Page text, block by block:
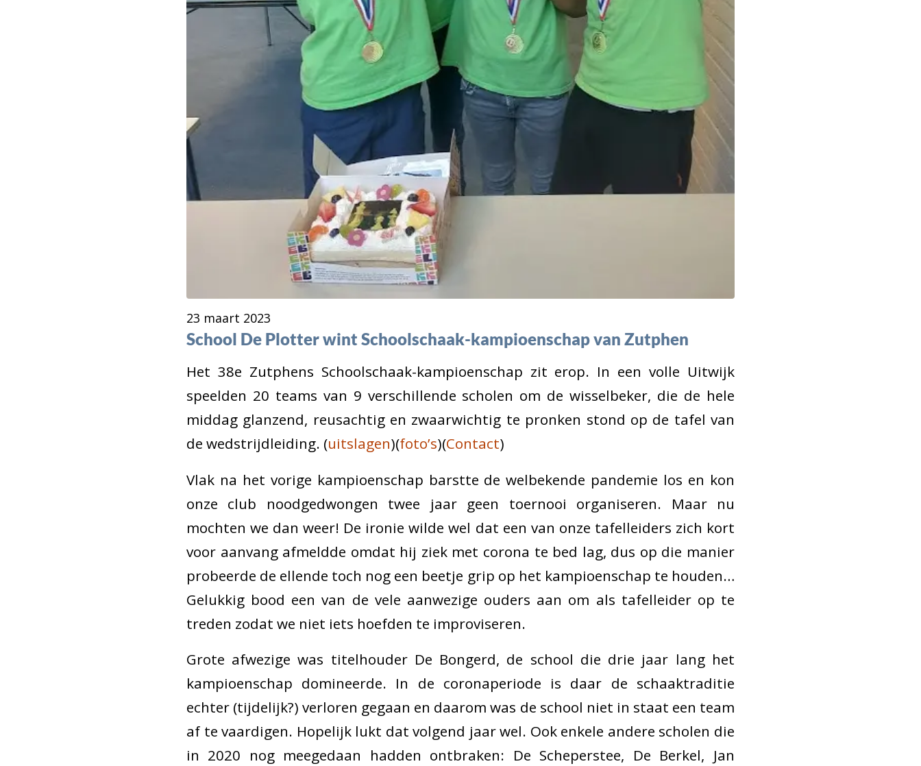
23 maart 2023
School De Plotter wint Schoolschaak-kampioenschap van Zutphen
Het 38e Zutphens Schoolschaak-kampioenschap zit erop. In een volle Uitwijk
speelden 20 teams van 9 verschillende scholen om de wisselbeker, die de hele
middag glanzend, reusachtig en zwaarwichtig te pronken stond op de tafel van
de wedstrijdleiding. (uitslagen)(foto’s)(Contact)
Vlak na het vorige kampioenschap barstte de welbekende pandemie los en kon
onze club noodgedwongen twee jaar geen toernooi organiseren. Maar nu
mochten we dan weer! De ironie wilde wel dat een van onze tafelleiders zich kort
voor aanvang afmeldde omdat hij ziek met corona te bed lag, dus op die manier
probeerde de ellende toch nog een beetje grip op het kampioenschap te houden…
Gelukkig bood een van de vele aanwezige ouders aan om als tafelleider op te
treden zodat we niet iets hoefden te improviseren.
Grote afwezige was titelhouder De Bongerd, de school die drie jaar lang het
kampioenschap domineerde. In de coronaperiode is daar de schaaktraditie
echter (tijdelijk?) verloren gegaan en daarom was de school niet in staat een team
af te vaardigen. Hopelijk lukt dat volgend jaar wel. Ook enkele andere scholen die
in 2020 nog meegedaan hadden ontbraken: De Scheperstee, De Berkel, Jan